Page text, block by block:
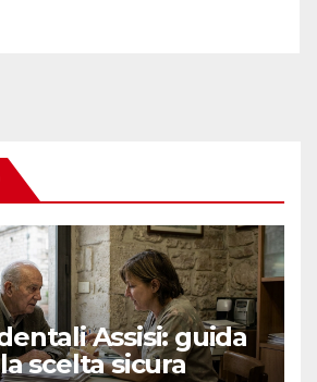
Assisi: guida
scelta sicura